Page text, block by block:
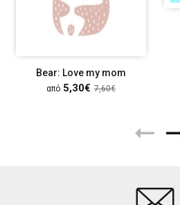
Bear: Love my mom
από 5,30€ 7,60€